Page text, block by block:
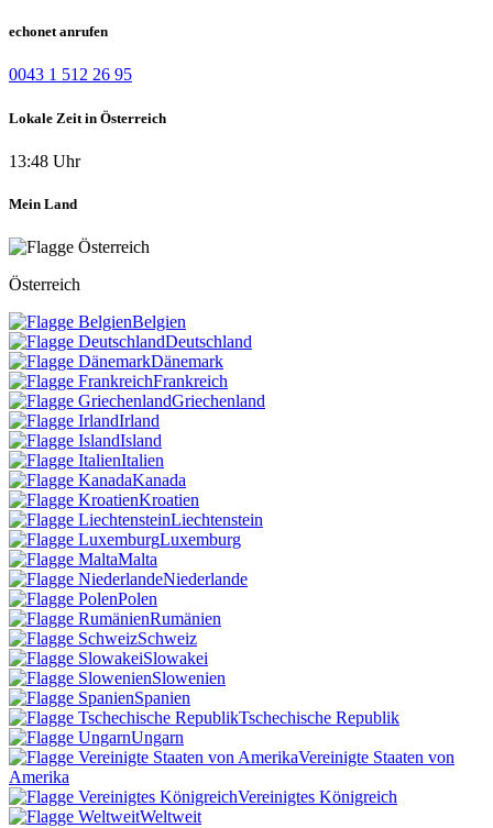
echonet anrufen
0043 1 512 26 95
Lokale Zeit in Österreich
13:48 Uhr
Mein Land
Österreich
Belgien
Deutschland
Dänemark
Frankreich
Griechenland
Irland
Island
Italien
Kanada
Kroatien
Liechtenstein
Luxemburg
Malta
Niederlande
Polen
Rumänien
Schweiz
Slowakei
Slowenien
Spanien
Tschechische Republik
Ungarn
Vereinigte Staaten von
Amerika
Vereinigtes Königreich
Weltweit